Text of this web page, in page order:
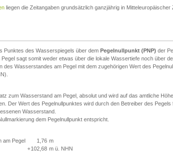
liegen die Zeitangaben grundsätzlich ganzjährig in Mitteleuropäischer
Punktes des Wasserspiegels über dem Pegelnullpunkt (PNP) der
sagt somit weder etwas über die lokale Wassertiefe noch über
des Wasserstandes am Pegel mit dem zugehörigen Wert des
zum Wasserstand am Pegel, absolut und wird auf das amtliche
Der Wert des Pegelnullpunktes wird durch den Betreiber des Pegels
Wasserstand.
dem Pegelnullpunkt entspricht.
am Pegel
1,76 m
+102,68 m ü. NHN